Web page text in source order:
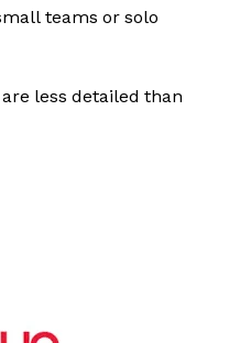
teams or solo
less detailed than